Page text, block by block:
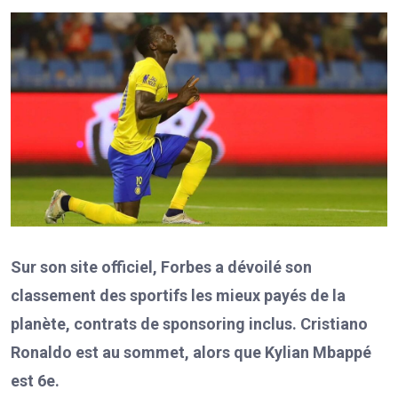
Sur son site officiel, Forbes a dévoilé son
classement des sportifs les mieux payés de la
planète, contrats de sponsoring inclus. Cristiano
Ronaldo est au sommet, alors que Kylian Mbappé
est 6e.